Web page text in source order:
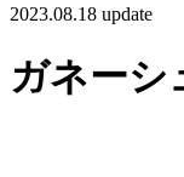
2023.08.18 update
ガネーシ